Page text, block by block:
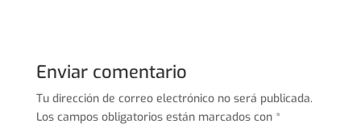
Enviar comentario
Tu dirección de correo electrónico no será publicada.
Los campos obligatorios están marcados con *